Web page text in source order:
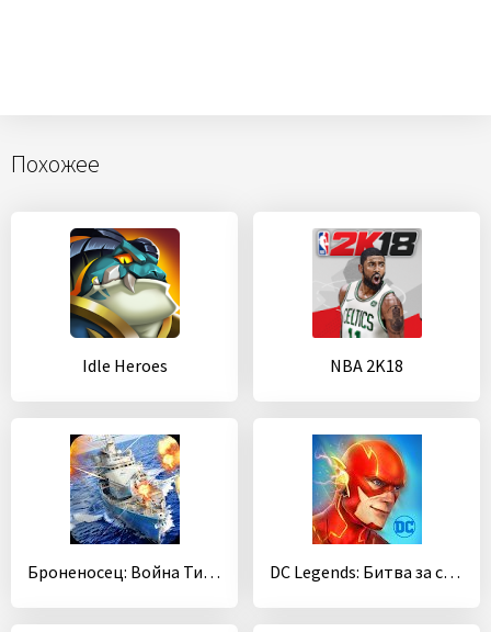
Похожее
Idle Heroes NBA 2K18
Броненосец: Война Тихого океана DC Legends: Битва за справедливость